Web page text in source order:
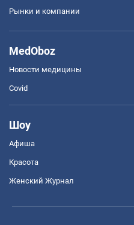
Рынки и компании
MedOboz
Новости медицины
Covid
Шоу
Афиша
Красота
Женский Журнал